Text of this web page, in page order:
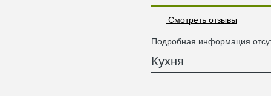
Смотреть отзывы
Подробная информация
Кухня